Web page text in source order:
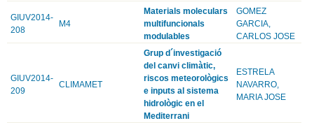
GIUV2014-
208
M4
Materials moleculars
multifuncionals
modulables
GOMEZ
GARCIA,
CARLOS JOSE
GIUV2014-
209
CLIMAMET
Grup d´investigació
del canvi climàtic,
riscos meteorològics
e inputs al sistema
hidrològic en el
Mediterrani
ESTRELA
NAVARRO,
MARIA JOSE